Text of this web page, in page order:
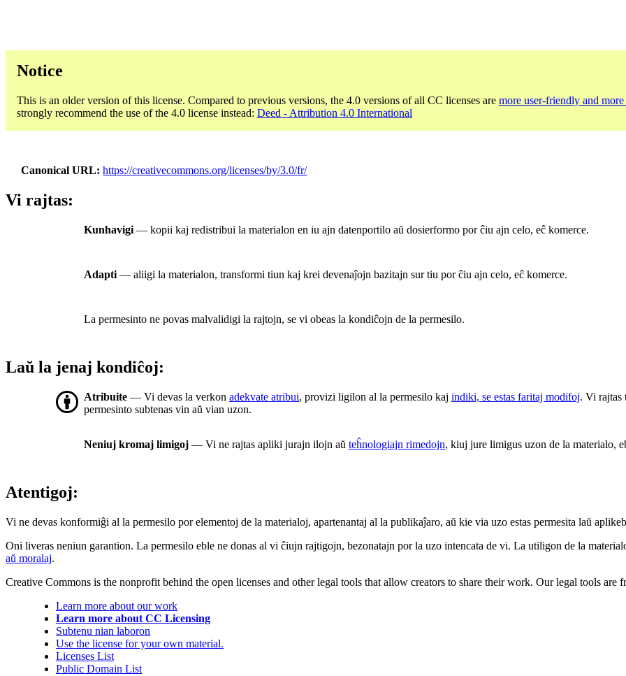
Notice
This is an older version of this license. Compared to previous versions, the 4.0 versions of all CC licenses are more user-friendly and
strongly recommend the use of the 4.0 license instead: Deed - Attribution 4.0 International
Canonical URL https://creativecommons.org/licenses/by/3.0/fr/
Vi rajtas:
Kunhavigi — kopii kaj redistribui la materialon en iu ajn datenportilo aŭ dosierformo por ĉiu ajn celo, eĉ komerce.
Adapti — aliigi la materialon, transformi tiun kaj krei devenaĵojn bazitajn sur tiu por ĉiu ajn celo, eĉ komerce.
La permesinto ne povas malvalidigi la rajtojn, se vi obeas la kondiĉojn de la permesilo.
Laŭ la jenaj kondiĉoj:
Atribuite — Vi devas la verkon adekvate atribui, provizi ligilon al la permesilo kaj indiki, se estas faritaj modifoj. Vi rajtas
permesinto subtenas vin aŭ vian uzon.
Neniuj kromaj limigoj — Vi ne rajtas apliki jurajn ilojn aŭ teĥnologiajn rimedojn, kiuj jure limigus uzon de la materialo,
Atentigoj:
Vi ne devas konformiĝi al la permesilo por elementoj de la materialoj, apartenantaj al la publikaĵaro, aŭ kie via uzo estas permesita laŭ
Oni liveras neniun garantion. La permesilo eble ne donas al vi ĉiujn rajtigojn, bezonatajn por la uzo intencata de vi. La utiligon de la
aŭ moralaj.
Creative Commons is the nonprofit behind the open licenses and other legal tools that allow creators to share their work. Our legal tools are
Learn more about our work
Learn more about CC Licensing
Subtenu nian laboron
Use the license for your own material.
Licenses List
Public Domain List